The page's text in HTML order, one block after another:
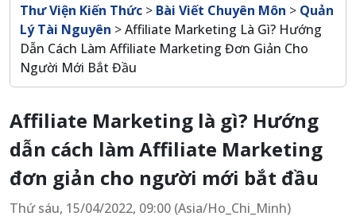
Breadcrumb
Thư Viện Kiến Thức > Bài Viết Chuyên Môn > Quản
Lý Tài Nguyên >Affiliate Marketing Là Gì? Hướng
Dẫn Cách Làm Affiliate Marketing Đơn Giản Cho
Người Mới Bắt Đầu
Affiliate Marketing là gì? Hướng
dẫn cách làm Affiliate Marketing
đơn giản cho người mới bắt đầu
Thứ sáu, 15/04/2022, 09:00 (Asia/Ho_Chi_Minh)